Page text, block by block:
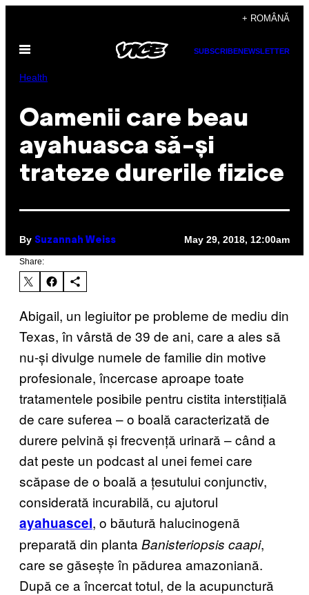
content
+ ROMÂNĂ
Open
SUBSCRIBENEWSLETTER
Health
Oamenii care beau
ayahuasca să-și
trateze durerile fizice
By Suzannah Weiss May 29, 2018, 12:00am
Share:
Abigail, un legiuitor pe probleme de mediu din
Texas, în vârstă de 39 de ani, care a ales să
nu-și divulge numele de familie din motive
profesionale, încercase aproape toate
tratamentele posibile pentru cistita interstițială
de care suferea – o boală caracterizată de
durere pelvină și frecvență urinară – când a
dat peste un podcast al unei femei care
scăpase de o boală a țesutului conjunctiv,
considerată incurabilă, cu ajutorul
ayahuascei, o băutură halucinogenă
preparată din planta Banisteriopsis caapi,
care se găsește în pădurea amazoniană.
După ce a încercat totul, de la acupunctură